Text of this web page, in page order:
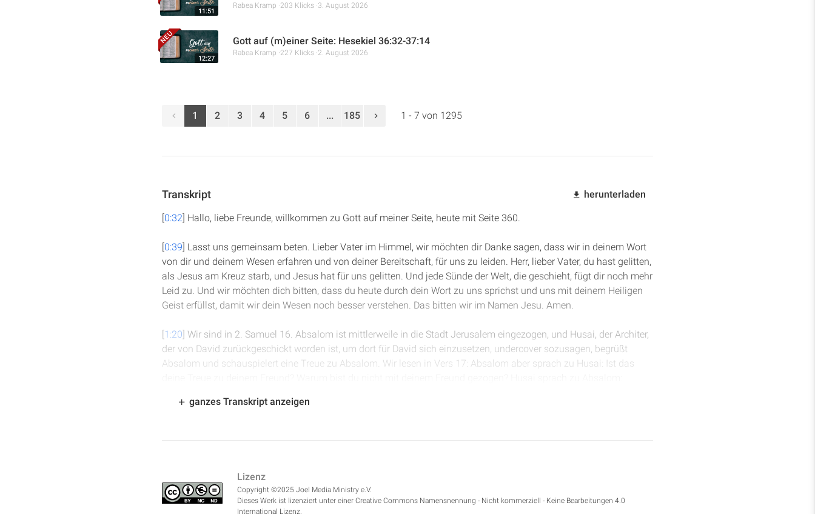
11:51
Rabea Kramp 203 Klicks 3. August 2026
12:27
Gott auf (m)einer Seite: Hesekiel 36:32-37:14
Rabea Kramp 227 Klicks 2. August 2026
1 2 3 4 5 6 ... 185 1 - 7 von 1295
Transkript herunterladen
[0:32] Hallo, liebe Freunde, willkommen zu Gott auf meiner Seite, heute mit Seite 360.
[0:39] Lasst uns gemeinsam beten. Lieber Vater im Himmel, wir möchten dir Danke sagen, dass wir in deinem Wort
von dir und deinem Wesen erfahren und von deiner Bereitschaft, für uns zu leiden. Herr, lieber Vater, du hast gelitten,
als Jesus am Kreuz starb, und Jesus hat für uns gelitten. Und jede Sünde der Welt, die geschieht, fügt dir noch mehr
Leid zu. Und wir möchten dich bitten, dass du heute durch dein Wort zu uns sprichst und uns mit deinem Heiligen
Geist erfüllst, damit wir dein Wesen noch besser verstehen. Das bitten wir im Namen Jesu. Amen.
[1:20] Wir sind in 2. Samuel 16. Absalom ist mittlerweile in die Stadt Jerusalem eingezogen, und Husai, der Architer,
der von David zurückgeschickt worden ist, um dort für David sich einzusetzen, undercover sozusagen, begrüßt
Absalom und schauspielert eine Treue zu Absalom. Wir lesen in Vers 17: Absalom aber sprach zu Husai: Ist das
bei dem bleibe ich.
niemals eine Falschaussage aussprechen und schon gar nicht im Namen des Herrn.
] Auch wenn das vielleicht in Anführungsstrichen für einen guten Zweck ist. Gott hat tausend Wege, von denen
ganzes Transkript anzeigen
Lizenz
Copyright ©2025 Joel Media Ministry e.V.
Dieses Werk ist lizenziert unter einer Creative Commons Namensnennung - Nicht kommerziell - Keine Bearbeitungen 4.0
International Lizenz.